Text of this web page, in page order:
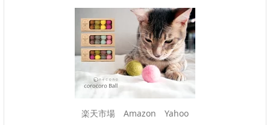
楽天市場 Amazon
Yahoo